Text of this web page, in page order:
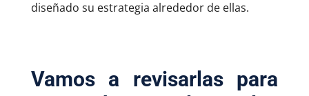
diseñado su estrategia alrededor de ellas.
Vamos a revisarlas para